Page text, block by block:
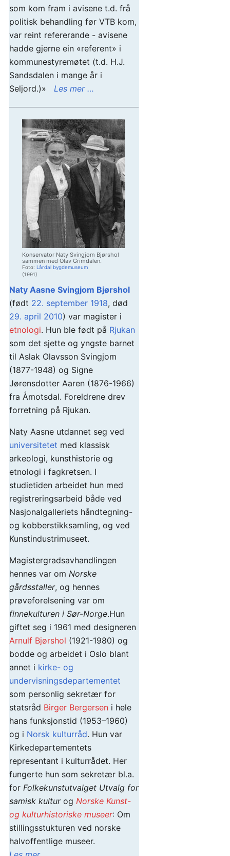
som kom fram i avisene t.d. frå
politisk behandling før VTB kom,
var reint refererande - avisene
hadde gjerne ein «referent» i
kommunestyremøtet (t.d. H.J.
Sandsdalen i mange år i
Seljord.)» Les mer …
Konservator Naty Svingjom Bjørshol
sammen med Olav Grimdalen.
Foto: Lårdal bygdemuseum
(1991)
Naty Aasne Svingjom Bjørshol
(født 22. september 1918, død
29. april 2010) var magister i
etnologi. Hun ble født på Rjukan
som det sjette og yngste barnet
til Aslak Olavsson Svingjom
(1877-1948) og Signe
Jørensdotter Aaren (1876-1966)
fra Åmotsdal. Foreldrene drev
forretning på Rjukan.
Naty Aasne utdannet seg ved
universitetet med klassisk
arkeologi, kunsthistorie og
etnologi i fagkretsen. I
studietiden arbeidet hun med
registreringsarbeid både ved
Nasjonalgalleriets håndtegning-
og kobberstikksamling, og ved
Kunstindustrimuseet.
Magistergradsavhandlingen
hennes var om Norske
gårdsstaller, og hennes
prøveforelsening var om
finnekulturen i Sør-Norge.Hun
giftet seg i 1961 med designeren
Arnulf Bjørshol (1921-1980) og
bodde og arbeidet i Oslo blant
annet i kirke- og
undervisningsdepartementet
som personlig sekretær for
statsråd Birger Bergersen i hele
hans funksjonstid (1953–1960)
og i Norsk kulturråd. Hun var
Kirkedepartementets
representant i kulturrådet. Her
fungerte hun som sekretær bl.a.
for Folkekunstutvalget Utvalg for
samisk kulturog Norske Kunst-
og kulturhistoriske museer: Om
stillingsstukturen ved norske
halvoffentlige museer.